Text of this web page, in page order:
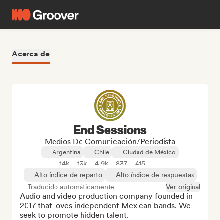
Acerca de
End Sessions
Medios De Comunicación/Periodista
Argentina Chile Ciudad de México
14k 13k 4.9k 837
415
Alto índice de reparto
Alto índice de respuestas
Traducido automáticamente
Ver original
Audio and video production company founded in
2017 that loves independent Mexican bands. We
seek to promote hidden talent.